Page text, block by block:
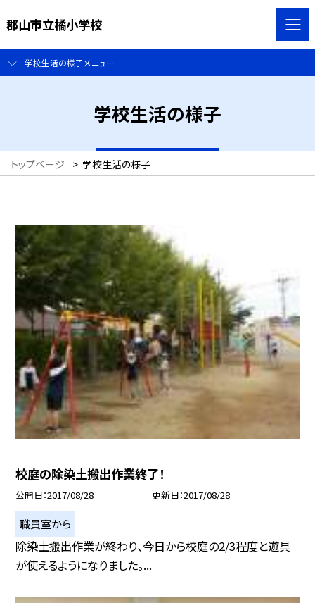
郡山市立橘小学校
学校生活の様子メニュー
学校生活の様子
トップページ > 学校生活の様子
校庭の除染土搬出作業終了！
公開日 2017/08/28 更新日 2017/08/28
職員室から
除染土搬出作業が終わり、今日から校庭の2/3程度と遊具
が使えるようになりました。...